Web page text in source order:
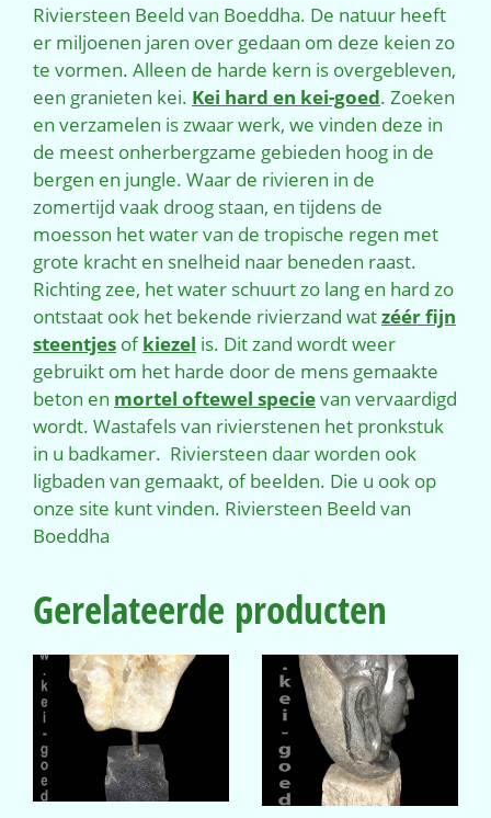
Riviersteen Beeld van Boeddha. De natuur heeft
er miljoenen jaren over gedaan om deze keien zo
te vormen. Alleen de harde kern is overgebleven,
een granieten kei. Kei hard en kei-goed. Zoeken
en verzamelen is zwaar werk, we vinden deze in
de meest onherbergzame gebieden hoog in de
bergen en jungle. Waar de rivieren in de
zomertijd vaak droog staan, en tijdens de
moesson het water van de tropische regen met
grote kracht en snelheid naar beneden raast.
Richting zee, het water schuurt zo lang en hard zo
ontstaat ook het bekende rivierzand watzéér fijn
steentjes ofkiezel is. Dit zand wordt weer
gebruikt om het harde door de mens gemaakte
beton en mortel oftewel specievan vervaardigd
wordt. Wastafels van rivierstenen het pronkstuk
in u badkamer. Riviersteen daar worden ook
ligbaden van gemaakt, of beelden. Die u ook op
onze site kunt vinden. Riviersteen Beeld van
Boeddha
Gerelateerde producten